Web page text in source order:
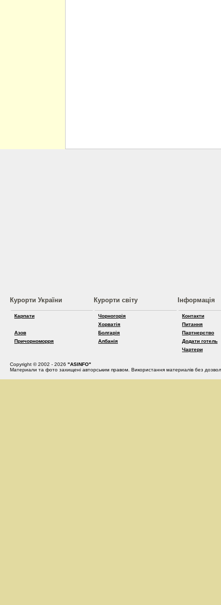
Курорти України
Карпати
Азов
Причорноморря
Курорти світу
Чорногорія
Хорватія
Болгарія
Албанія
Інформація
Контакти
Питання
Партнерство
Додати готель
Чартери
Copyright © 2002 - 2026 "ASINFO"
Материали та фото захищені авторським правом. Використання материалів без